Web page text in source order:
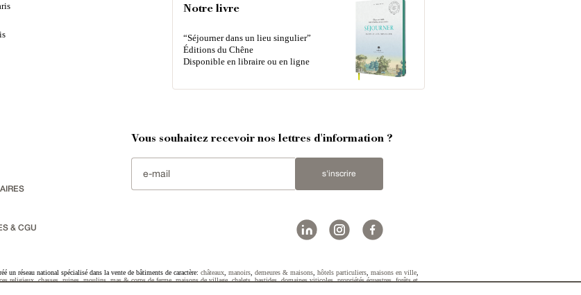
Notre livre
“Séjourner dans un lieu singulier”
Éditions du Chêne
Disponible en libraire ou en ligne
& CGU
Vous souhaitez recevoir nos lettres d'information ?
s'inscrire
un réseau national spécialisé dans la vente de bâtiments de caractère: châteaux manoirs demeures & maisons hôtels particuliers maisons en ville
religieux,chasses,ruines,moulins,mas & corps de ferme,maisons de village,chalets,bastides,domaines viticoles,propriétés équestres,forêts et